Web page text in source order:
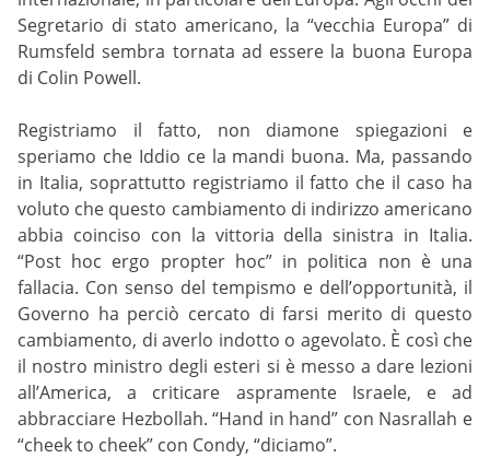
Segretario di stato americano, la “vecchia Europa” di
Rumsfeld sembra tornata ad essere la buona Europa
di Colin Powell.
Registriamo il fatto, non diamone spiegazioni e
speriamo che Iddio ce la mandi buona. Ma, passando
in Italia, soprattutto registriamo il fatto che il caso ha
voluto che questo cambiamento di indirizzo americano
abbia coinciso con la vittoria della sinistra in Italia.
“Post hoc ergo propter hoc” in politica non è una
fallacia. Con senso del tempismo e dell’opportunità, il
Governo ha perciò cercato di farsi merito di questo
cambiamento, di averlo indotto o agevolato. È così che
il nostro ministro degli esteri si è messo a dare lezioni
all’America, a criticare aspramente Israele, e ad
abbracciare Hezbollah. “Hand in hand” con Nasrallah e
“cheek to cheek” con Condy, “diciamo”.